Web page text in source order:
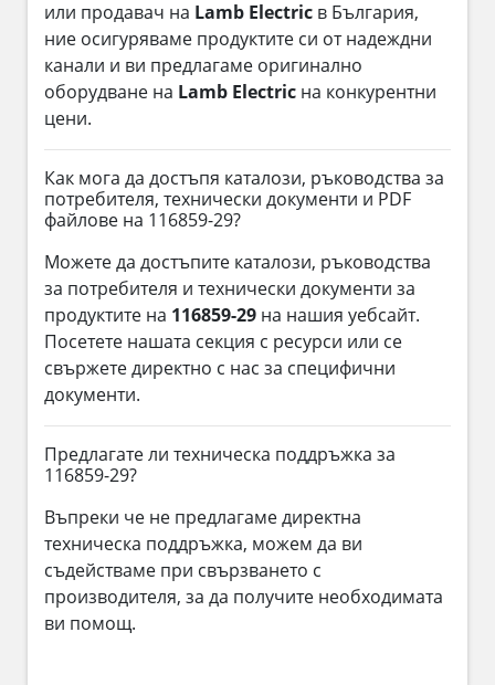
или продавач на Lamb Electric в България,
ние осигуряваме продуктите си от надеждни
канали и ви предлагаме оригинално
оборудване на Lamb Electric на конкурентни
цени.
Как мога да достъпя каталози, ръководства за
потребителя, технически документи и PDF
файлове на 116859-29?
Можете да достъпите каталози, ръководства
за потребителя и технически документи за
продуктите на 116859-29 на нашия уебсайт.
Посетете нашата секция с ресурси или се
свържете директно с нас за специфични
документи.
Предлагате ли техническа поддръжка за
116859-29?
Въпреки че не предлагаме директна
техническа поддръжка, можем да ви
съдействаме при свързването с
производителя, за да получите необходимата
ви помощ.